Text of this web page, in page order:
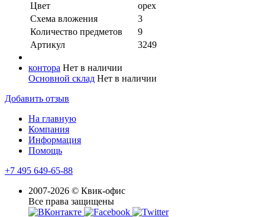
Цвет
орех
Схема вложения
3
Количество предметов
9
Артикул
3249
контора Нет в наличии
Основной склад Нет в наличии
Добавить отзыв
На главную
Компания
Информация
Помощь
+7 495 649-65-88
2007-2026 © Квик-офис
Все права защищены